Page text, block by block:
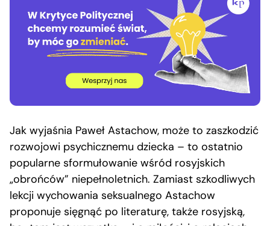
Jak wyjaśnia Paweł Astachow, może to zaszkodzić
rozwojowi psychicznemu dziecka – to ostatnio
popularne sformułowanie wśród rosyjskich
„obrońców” niepełnoletnich. Zamiast szkodliwych
lekcji wychowania seksualnego Astachow
proponuje sięgnąć po literaturę, także rosyjską,